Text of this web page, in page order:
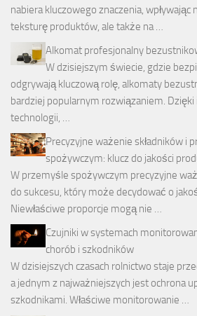
nabiera kluczowego znaczenia, wpływając
teksturę produktów, ale także na …
Alkomat profesjonalny
W dzisiejszym świecie, gdzie
odgrywają kluczową rolę, alkomaty
bardziej popularnym rozwiązaniem. Dzięki
technologii, …
Precyzyjne ważenie składników i
spożywczym: klucz do jakości
W przemyśle spożywczym precyzyjne
do sukcesu, który może decydować o
Niewłaściwe proporcje mogą nie …
Czujniki w systemach
chorób i szkodników
W dzisiejszych czasach rolnictwo staje
a jednym z najważniejszych jest ochrona
szkodnikami. Właściwe monitorowanie …